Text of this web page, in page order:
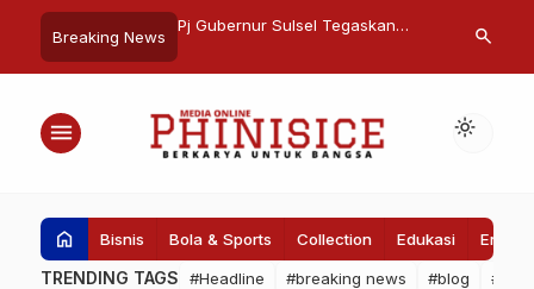
Breaking News
Mahasiwa Bisa
Pj Gubernur Sulsel Tegaskan
Pilkada
Walikota
Jenderal
search
menu light_mode
home Bisnis Bola & Sports Collection Edukasi
TRENDING TAGS #Headline #breaking news #blog